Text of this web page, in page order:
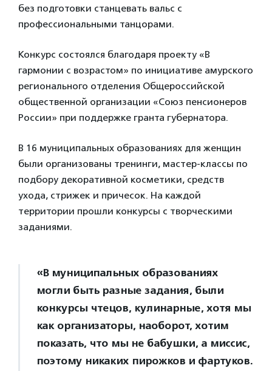
без подготовки станцевать вальс с
профессиональными танцорами.
Конкурс состоялся благодаря проекту «В
гармонии с возрастом» по инициативе амурского
регионального отделения Общероссийской
общественной организации «Союз пенсионеров
России» при поддержке гранта губернатора.
В 16 муниципальных образованиях для женщин
были организованы тренинги, мастер-классы по
подбору декоративной косметики, средств
ухода, стрижек и причесок. На каждой
территории прошли конкурсы с творческими
заданиями.
«В муниципальных образованиях
могли быть разные задания, были
конкурсы чтецов, кулинарные, хотя мы
как организаторы, наоборот, хотим
показать, что мы не бабушки, а миссис,
поэтому никаких пирожков и фартуков.